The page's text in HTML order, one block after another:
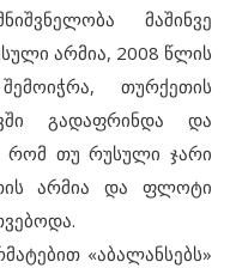
მაშინვე
არმია, 2008 წლის
თურქეთის
გადაფრინდა და
რომ თუ რუსული ჯარი
არმია და ფლოტი
«აბალანსებს»